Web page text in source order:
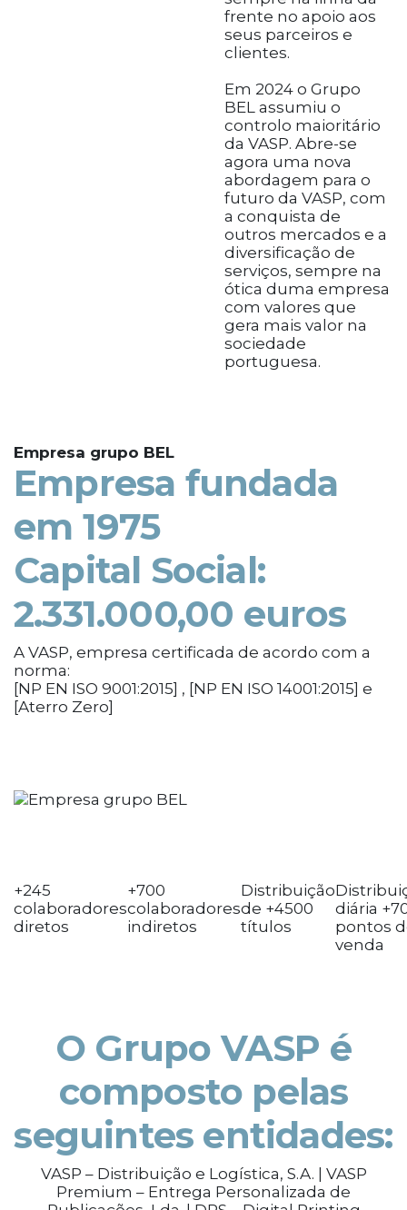
frente no apoio aos
seus parceiros e
clientes.
Em 2024 o Grupo
BEL assumiu o
controlo maioritário
da VASP. Abre-se
agora uma nova
abordagem para o
futuro da VASP, com
a conquista de
outros mercados e a
diversificação de
serviços, sempre na
ótica duma empresa
com valores que
gera mais valor na
sociedade
portuguesa.
Empresa grupo BEL
Empresa fundada
em 1975
Capital Social:
2.331.000,00 euros
A VASP, empresa certificada de acordo com a
norma:
[NP EN ISO 9001:2015] , [NP EN ISO 14001:2015] e
[Aterro Zero]
+245
colaboradores
diretos
+700
colaboradores
indiretos
Distribuição
de +4500
títulos
diária
pontos
venda
O Grupo VASP é
composto pelas
seguintes entidades:
VASP – Distribuição e Logística, S.A. | VASP
Premium – Entrega Personalizada de